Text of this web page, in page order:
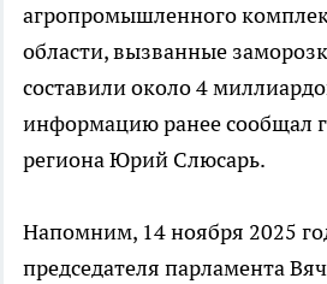
агропромышленного
области, вызванные
составили около 4
информацию ранее сообщал
региона Юрий Слюсарь.
Напомним, 14 ноября 2025
председателя парламента